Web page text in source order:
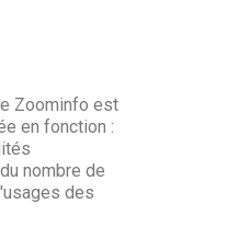
Zoominfo est
en fonction :
nombre de
des